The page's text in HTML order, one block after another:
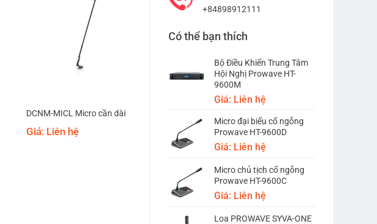
+84898912111
Có thể bạn thích
Bộ Điều Khiển Trung Tâm
Hội Nghị Prowave HT-
9600M
Giá: Liên hệ
Micro đại biểu cổ ngỗng
Prowave HT-9600D
Giá: Liên hệ
Micro chủ tịch cổ ngỗng
Prowave HT-9600C
Giá: Liên hệ
Loa PROWAVE SYVA-ONE
DCNM-MICL Micro cần dài
Giá: Liên hệ